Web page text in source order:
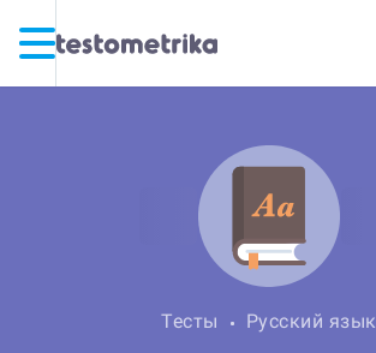
Тесты Русский язык